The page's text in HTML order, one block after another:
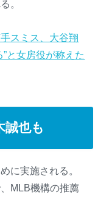
。
スミス、大谷翔
と女房役が称えた
誠也も
に実施される。
MLB機構の推薦